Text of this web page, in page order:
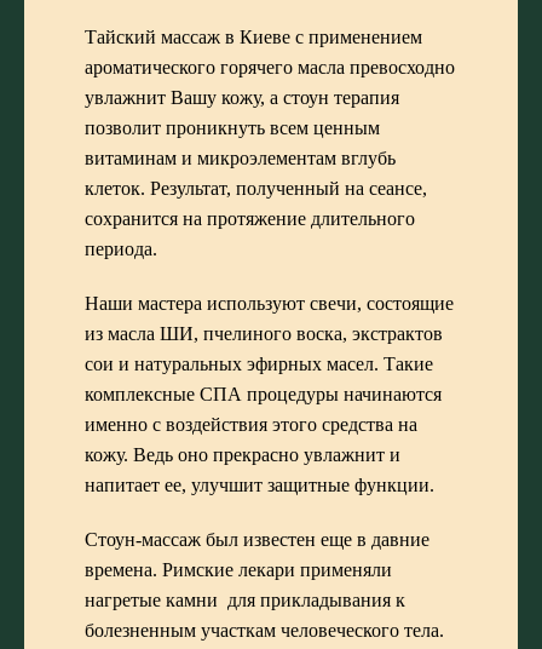
Тайский массаж в Киеве с применением
ароматического горячего масла превосходно
увлажнит Вашу кожу, а стоун терапия
позволит проникнуть всем ценным
витаминам и микроэлементам вглубь
клеток. Результат, полученный на сеансе,
сохранится на протяжение длительного
периода.
Наши мастера используют свечи, состоящие
из масла ШИ, пчелиного воска, экстрактов
сои и натуральных эфирных масел. Такие
комплексные СПА процедуры начинаются
именно с воздействия этого средства на
кожу. Ведь оно прекрасно увлажнит и
напитает ее, улучшит защитные функции.
Стоун-массаж был известен еще в давние
времена. Римские лекари применяли
нагретые камни для прикладывания к
болезненным участкам человеческого тела.